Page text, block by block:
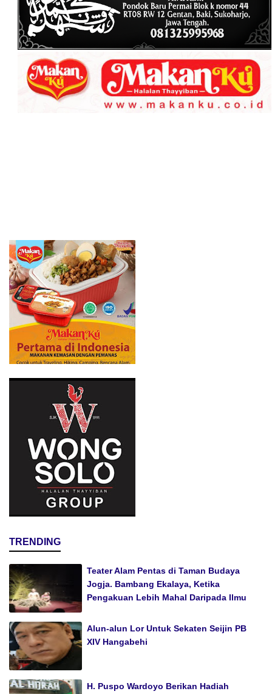
TRENDING
Teater Alam Pentas di Taman Budaya
Jogja. Bambang Ekalaya, Ketika
Pengakuan Lebih Mahal Daripada Ilmu
Alun-alun Lor Untuk Sekaten Seijin PB
XIV Hangabehi
H. Puspo Wardoyo Berikan Hadiah